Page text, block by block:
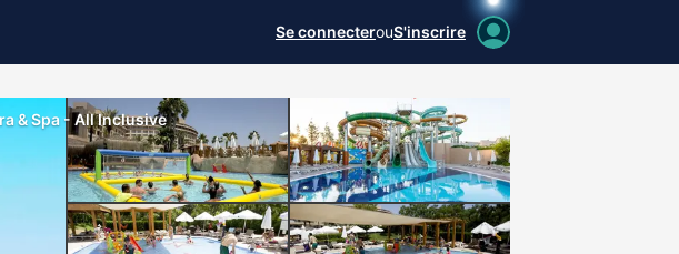
Se connecterouS'inscrire
& Spa - All Inclusive